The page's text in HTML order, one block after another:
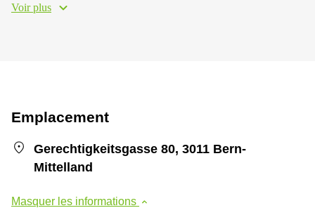
Voir plus
Emplacement
Gerechtigkeitsgasse 80, 3011 Bern-
Mittelland
Masquer les informations